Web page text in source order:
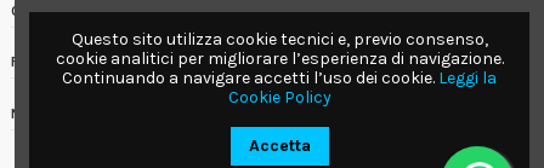
Contact us
Follow us
Newsletter
Questo sito utilizza cookie tecnici e, previo consenso,
cookie analitici per migliorare l’esperienza di navigazione.
Continuando a navigare accetti l’uso dei cookie. Leggi la
Cookie Policy
Accetta